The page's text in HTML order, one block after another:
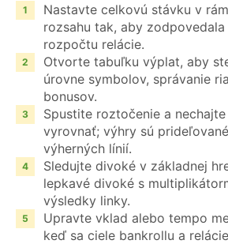
Nastavte celkovú stávku v
rozsahu tak, aby zodpovedala
rozpočtu relácie.
Otvorte tabuľku výplat, aby
úrovne symbolov, správanie
bonusov.
Spustite roztočenie a
vyrovnať; výhry sú
výherných línií.
Sledujte divoké v základnej
lepkavé divoké s
výsledky linky.
Upravte vklad alebo tempo
keď sa ciele bankrollu a